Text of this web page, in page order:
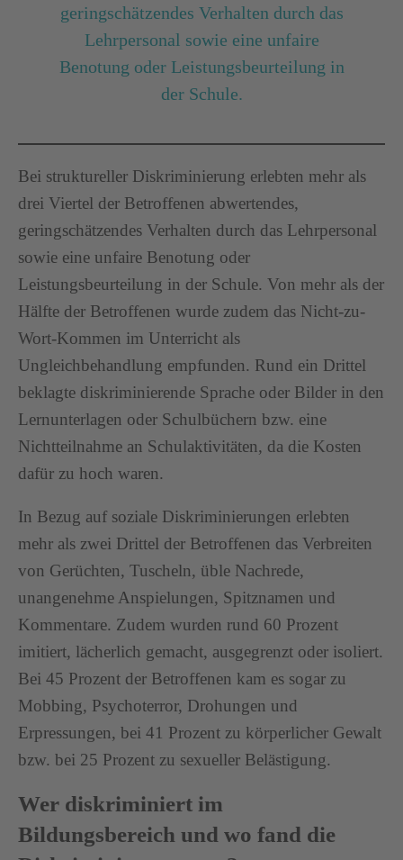
geringschätzendes Verhalten durch das
Lehrpersonal sowie eine unfaire
Benotung oder Leistungsbeurteilung in
der Schule.
Bei struktureller Diskriminierung erlebten mehr als
drei Viertel der Betroffenen abwertendes,
geringschätzendes Verhalten durch das Lehrpersonal
sowie eine unfaire Benotung oder
Leistungsbeurteilung in der Schule. Von mehr als der
Hälfte der Betroffenen wurde zudem das Nicht-zu-
Wort-Kommen im Unterricht als
Ungleichbehandlung empfunden. Rund ein Drittel
beklagte diskriminierende Sprache oder Bilder in den
Lernunterlagen oder Schulbüchern bzw. eine
Nichtteilnahme an Schulaktivitäten, da die Kosten
dafür zu hoch waren.
In Bezug auf soziale Diskriminierungen erlebten
mehr als zwei Drittel der Betroffenen das Verbreiten
von Gerüchten, Tuscheln, üble Nachrede,
unangenehme Anspielungen, Spitznamen und
Kommentare. Zudem wurden rund 60 Prozent
imitiert, lächerlich gemacht, ausgegrenzt oder isoliert.
Bei 45 Prozent der Betroffenen kam es sogar zu
Mobbing, Psychoterror, Drohungen und
Erpressungen, bei 41 Prozent zu körperlicher Gewalt
bzw. bei 25 Prozent zu sexueller Belästigung.
Wer diskriminiert im
Bildungsbereich und wo fand die